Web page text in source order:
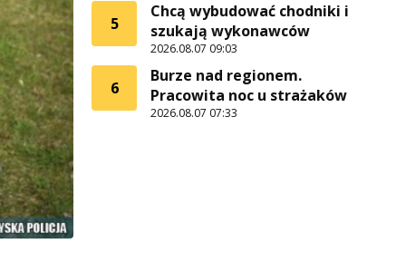
5
Chcą wybudować chodniki i
szukają wykonawców
2026.08.07 09:03
6
Burze nad regionem.
Pracowita noc u strażaków
2026.08.07 07:33